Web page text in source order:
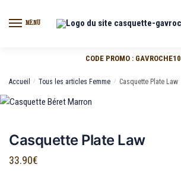
MENU
CODE PROMO : GAVROCHE10
Accueil / Tous les articles Femme / Casquette Plate Law
Casquette Plate Law
33.90€